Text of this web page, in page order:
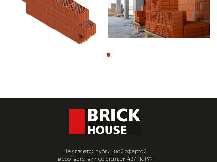
Не является публичной офертой
в соответствии со статьей 437 ГК РФ